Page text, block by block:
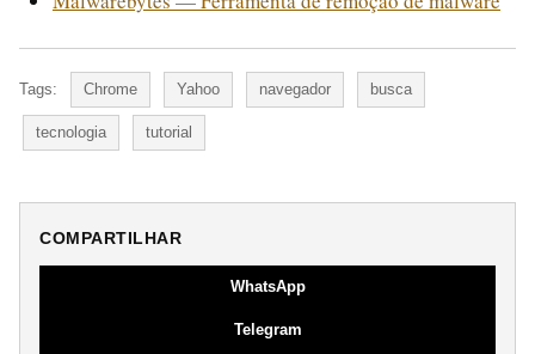
Tags: Chrome Yahoo navegador busca
tecnologia tutorial
COMPARTILHAR
WhatsApp
Telegram